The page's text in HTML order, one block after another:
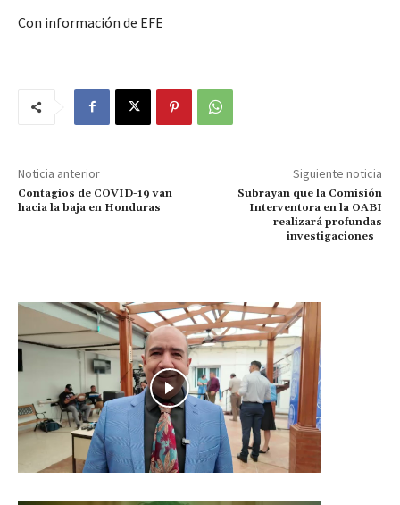
Con información de EFE
Noticia anterior
Contagios de COVID-19 van
hacia la baja en Honduras
Siguiente noticia
Subrayan que la Comisión
Interventora en la OABI
realizará profundas
investigaciones